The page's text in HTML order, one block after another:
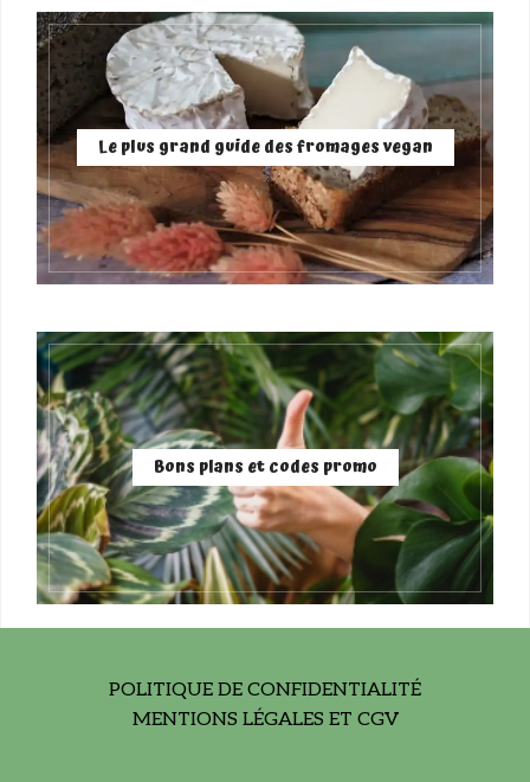
Le plus grand guide des fromages vegan
Bons plans et codes promo
POLITIQUE DE CONFIDENTIALITÉ
MENTIONS LÉGALES ET CGV